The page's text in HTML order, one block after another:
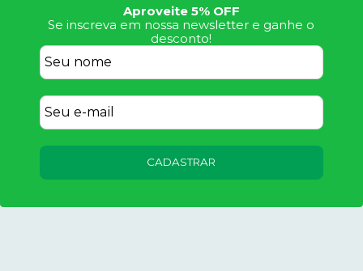
Aproveite 5% OFF
Se inscreva em nossa newsletter e ganhe o
desconto!
CADASTRAR